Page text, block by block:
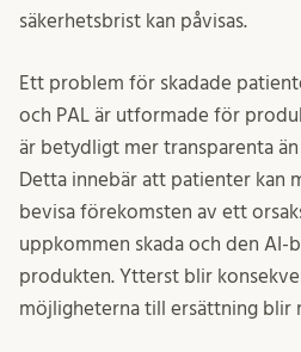
säkerhetsbrist kan påvisas.
Ett problem för skadade
och PAL är utformade för
är betydligt mer transparenta
Detta innebär att patienter kan
bevisa förekomsten av ett
uppkommen skada och den AI-
produkten. Ytterst blir
möjligheterna till ersättning blir